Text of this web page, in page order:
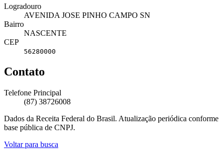
Logradouro
AVENIDA JOSE PINHO CAMPO SN
Bairro
NASCENTE
CEP
56280000
Contato
Telefone Principal
(87) 38726008
Dados da Receita Federal do Brasil. Atualização periódica conforme
base pública de CNPJ.
Voltar para busca